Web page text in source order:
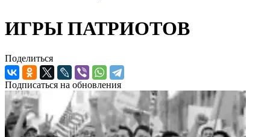
ИГРЫ ПАТРИОТОВ
Поделиться
Подписаться на обновления